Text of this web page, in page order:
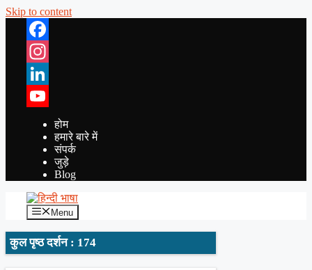
Skip to content
Facebook
Instagram
LinkedIn
YouTube
होम
हमारे बारे में
संपर्क
जुड़े
Blog
Menu
कुल पृष्ठ दर्शन : 174